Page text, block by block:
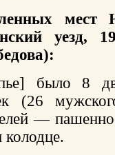
мест
уезд,
было 8
(26
—
колодце.